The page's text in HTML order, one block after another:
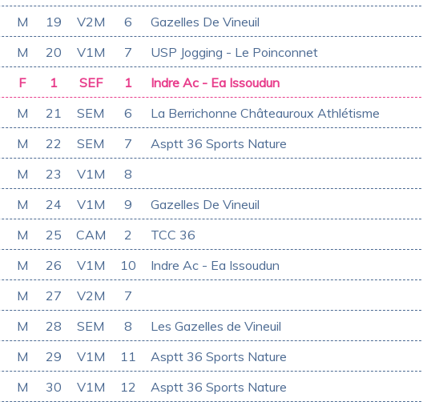
M 19 V2M 6 Gazelles De Vineuil
M 20 V1M 7 USP Jogging - Le Poinconnet
F 1 SEF 1 Indre Ac - Ea Issoudun
M 21 SEM 6 La Berrichonne Châteauroux Athlétisme
M 22 SEM 7 Asptt 36 Sports Nature
M 23 V1M 8
M 24 V1M 9 Gazelles De Vineuil
M 25 CAM 2 TCC 36
M 26 V1M 10 Indre Ac - Ea Issoudun
M 27 V2M 7
M 28 SEM 8 Les Gazelles de Vineuil
M 29 V1M 11 Asptt 36 Sports Nature
M 30 V1M 12 Asptt 36 Sports Nature